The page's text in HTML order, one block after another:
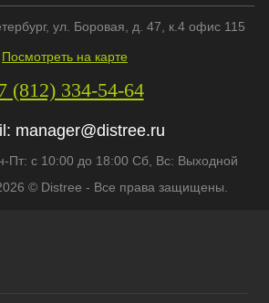
, ул. Боровая, д. 47, к.4 офис 115
Посмотреть на карте
(812) 334-54-64
manager@distree.ru
Пт: с 10:00 до 18:00 Сб, Вс: Выходной
© Distree - Все права защищены.